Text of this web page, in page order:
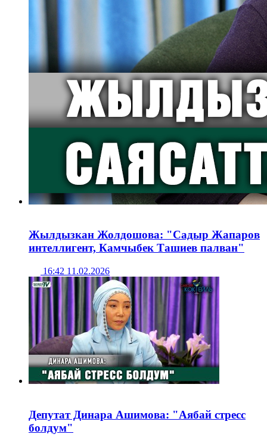
Жылдызкан Жолдошова: "Садыр Жапаров
интеллигент, Камчыбек Ташиев палван"
16:42 11.02.2026
Депутат Динара Ашимова: "Аябай стресс
болдум"